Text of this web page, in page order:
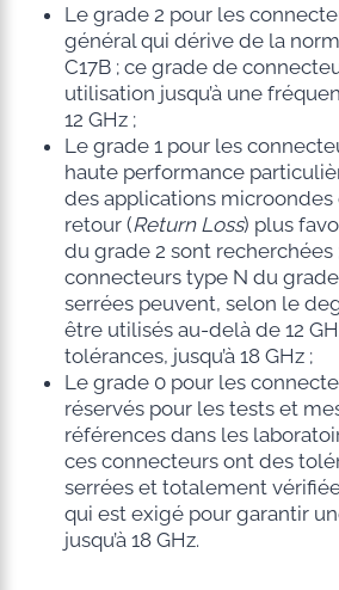
Le grade 2 pour les
général qui dérive de la
C17B ; ce grade de
utilisation jusqu’à une
12 GHz ;
Le grade 1 pour les
haute performance
des applications microondes
retour (Return Loss) plus
du grade 2 sont recherchées
connecteurs type N du
serrées peuvent, selon le
être utilisés au-delà de 12
tolérances, jusqu’à 18 GHz ;
Le grade 0 pour les
réservés pour les tests et
références dans les
ces connecteurs ont des
serrées et totalement
qui est exigé pour garantir
jusqu’à 18 GHz.